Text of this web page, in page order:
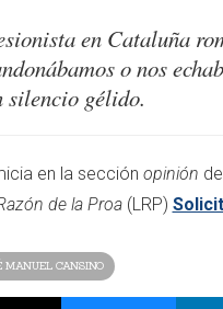
en Cataluña
o nos
silencio gélido.
en la sección opinión
de la Proa(LRP)
MANUEL CANSINO